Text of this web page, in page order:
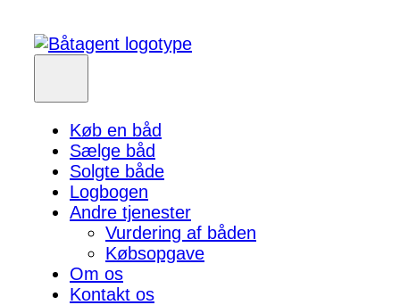
Køb en båd
Sælge båd
Solgte både
Logbogen
Andre tjenester
Vurdering af båden
Købsopgave
Om os
Kontakt os